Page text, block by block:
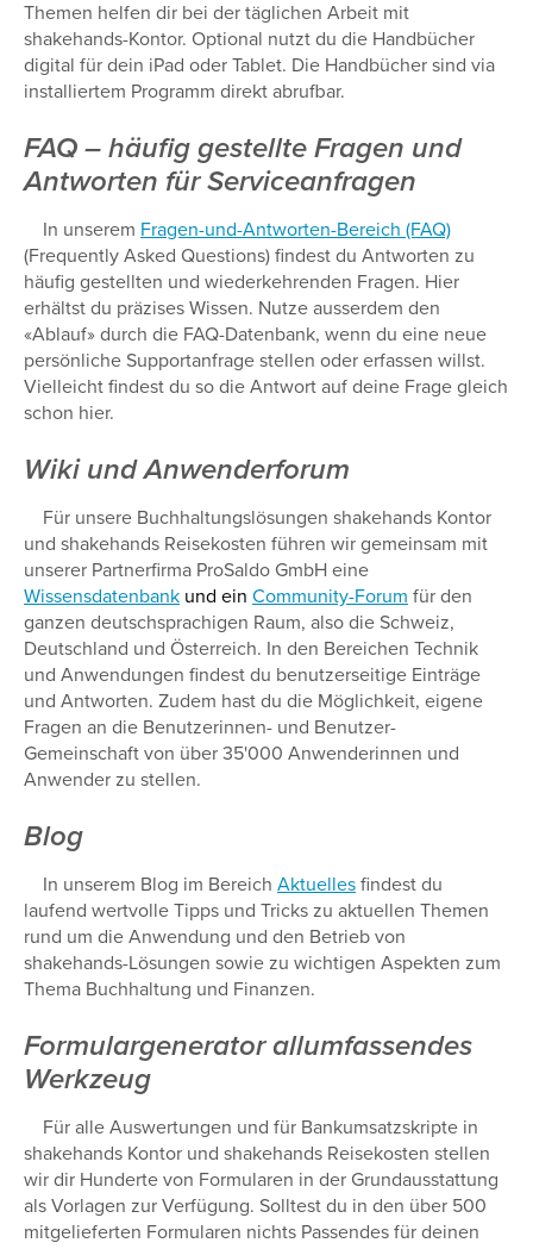
Themen helfen dir bei der täglichen Arbeit mit
shakehands-Kontor. Optional nutzt du die Handbücher
digital für dein iPad oder Tablet. Die Handbücher sind via
installiertem Programm direkt abrufbar.
FAQ – häufig gestellte Fragen und
Antworten für Serviceanfragen
In unserem Fragen-und-Antworten-Bereich (FAQ)
(Frequently Asked Questions) findest du Antworten zu
häufig gestellten und wiederkehrenden Fragen. Hier
erhältst du präzises Wissen. Nutze ausserdem den
«Ablauf» durch die FAQ-Datenbank, wenn du eine neue
persönliche Supportanfrage stellen oder erfassen willst.
Vielleicht findest du so die Antwort auf deine Frage gleich
schon hier.
Wiki und Anwenderforum
Für unsere Buchhaltungslösungen shakehands Kontor
und shakehands Reisekosten führen wir gemeinsam mit
unserer Partnerfirma ProSaldo GmbH eine
Wissensdatenbank und ein Community-Forum für den
ganzen deutschsprachigen Raum, also die Schweiz,
Deutschland und Österreich. In den Bereichen Technik
und Anwendungen findest du benutzerseitige Einträge
und Antworten. Zudem hast du die Möglichkeit, eigene
Fragen an die Benutzerinnen- und Benutzer-
Gemeinschaft von über 35'000 Anwenderinnen und
Anwender zu stellen.
Blog
In unserem Blog im Bereich Aktuelles findest du
laufend wertvolle Tipps und Tricks zu aktuellen Themen
rund um die Anwendung und den Betrieb von
shakehands-Lösungen sowie zu wichtigen Aspekten zum
Thema Buchhaltung und Finanzen.
Formulargenerator allumfassendes
Werkzeug
Für alle Auswertungen und für Bankumsatzskripte in
shakehands Kontor und shakehands Reisekosten stellen
wir dir Hunderte von Formularen in der Grundausstattung
als Vorlagen zur Verfügung. Solltest du in den über 500
mitgelieferten Formularen nichts Passendes für deinen